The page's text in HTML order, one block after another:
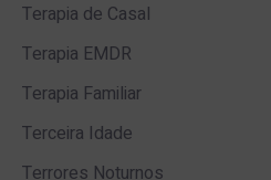
Terapia de Casal
Terapia EMDR
Terapia Familiar
Terceira Idade
Terrores Noturnos